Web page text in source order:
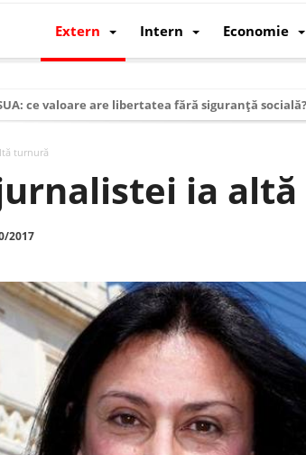
Extern Intern Economie
ce valoare are libertatea fără siguranță socială?
al Chinei: cum a devenit atelierul lumii și
în Uniunea Europeană. Ce ne așteaptă? – O
pentru a supraviețui ca țară
prin nanoparticule
un nou cip AI pentru a înlocui Nvidia
turnură
ia
2017